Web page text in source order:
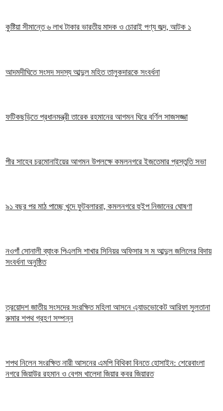
কুষ্টিয়া সীমান্তে ৬ লাখ টাকার ভারতীয় মাদক ও চোরাই পণ্য জব্দ, আটক ১
আদমদীঘিতে সংসদ সদস্য আব্দুল মহিত তালুকদারকে সংবর্ধনা
ফটিকছড়িতে প্রধানমন্ত্রী তারেক রহমানের আগমন ঘিরে বর্ণিল সাজসজ্জা
পীর সাহেব চরমোনাইয়ের আগমন উপলক্ষে কমলনগরে ইজতেমার প্রস্তুতি সভা
৯১ বছর পর মাঠ পাচ্ছে খুদে ফুটবলাররা, কমলনগরে হুইপ নিজানের ঘোষণা
নওগাঁ সোনালী ব্যাংক পিএলসি শাখার সিনিয়র অফিসার স ম আব্দুল জলিলের বিদায়
সংবর্ধনা অনুষ্ঠিত
ত্রয়োদশ জাতীয় সংসদের সংরক্ষিত মহিলা আসনে এ্যাডভোকেট আরিফা সুলতানা
রুমার শপথ গ্রহণ সম্পন্ন
শপথ নিলেন সংরক্ষিত নারী আসনের এমপি বিথিকা বিনতে হোসাইন: শেরেবাংলা
নগরে জিয়াউর রহমান ও বেগম খালেদা জিয়ার কবর জিয়ারত